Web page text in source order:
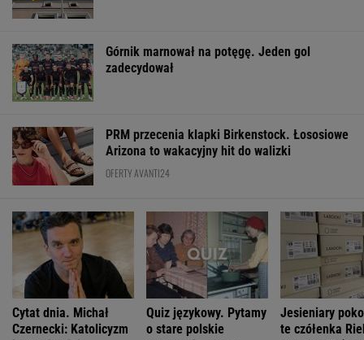
Górnik marnował na potęgę. Jeden gol
zadecydował
PRM przecenia klapki Birkenstock. Łososiowe
Arizona to wakacyjny hit do walizki
OFERTY AVANTI24
Cytat dnia. Michał
Czernecki: Katolicyzm
Quiz językowy. Pytamy
o stare polskie
Jesieniary
te czółenka